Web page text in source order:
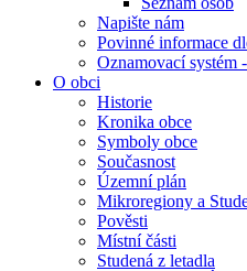
Napište nám
Povinné informace
Oznamovací systém
O obci
Historie
Kronika obce
Symboly obce
Současnost
Územní plán
Mikroregiony a
Pověsti
Místní části
Studená z letadla